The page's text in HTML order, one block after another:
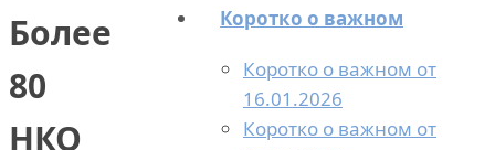
Более
80
НКО
Коротко о важном
Коротко о важном от
16.01.2026
Коротко о важном от